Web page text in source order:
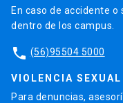
En caso de accidente
dentro de los campus.
phone (56)95504 5000
VIOLENCIA SEXUAL
Para denuncias,